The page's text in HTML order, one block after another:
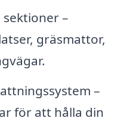
sektioner –
gräsmattor,
–
för att hålla din